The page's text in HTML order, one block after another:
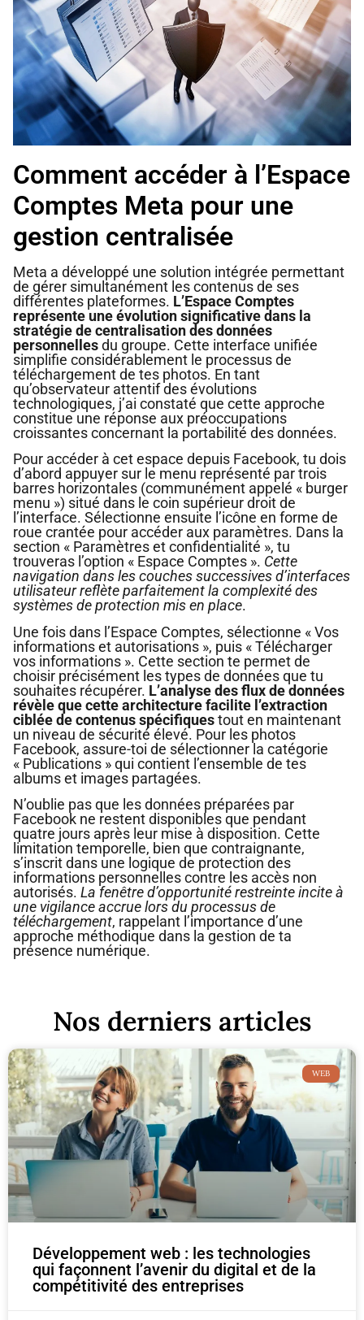
Comment accéder à l’Espace
Comptes Meta pour une
gestion centralisée
Meta a développé une solution intégrée permettant
de gérer simultanément les contenus de ses
différentes plateformes. L’Espace Comptes
représente une évolution significative dans la
stratégie de centralisation des données
personnellesdu groupe. Cette interface unifiée
simplifie considérablement le processus de
téléchargement de tes photos. En tant
qu’observateur attentif des évolutions
technologiques, j’ai constaté que cette approche
constitue une réponse aux préoccupations
croissantes concernant la portabilité des données.
Pour accéder à cet espace depuis Facebook, tu dois
d’abord appuyer sur le menu représenté par trois
barres horizontales (communément appelé « burger
menu ») situé dans le coin supérieur droit de
l’interface. Sélectionne ensuite l’icône en forme de
roue crantée pour accéder aux paramètres. Dans la
section « Paramètres et confidentialité », tu
trouveras l’option « Espace Comptes ». Cette
navigation dans les couches successives d’interfaces
utilisateur reflète parfaitement la complexité des
systèmes de protection mis en place.
Une fois dans l’Espace Comptes, sélectionne « Vos
informations et autorisations », puis « Télécharger
vos informations ». Cette section te permet de
choisir précisément les types de données que tu
souhaites récupérer. L’analyse des flux de données
révèle que cette architecture facilite l’extraction
ciblée de contenus spécifiquestout en maintenant
un niveau de sécurité élevé. Pour les photos
Facebook, assure-toi de sélectionner la catégorie
« Publications » qui contient l’ensemble de tes
albums et images partagées.
N’oublie pas que les données préparées par
Facebook ne restent disponibles que pendant
quatre jours après leur mise à disposition. Cette
limitation temporelle, bien que contraignante,
s’inscrit dans une logique de protection des
informations personnelles contre les accès non
autorisés. La fenêtre d’opportunité restreinte incite à
une vigilance accrue lors du processus de
téléchargement, rappelant l’importance d’une
approche méthodique dans la gestion de ta
présence numérique.
Nos derniers articles
WEB
Développement web : les technologies
qui façonnent l’avenir du digital et de la
compétitivité des entreprises